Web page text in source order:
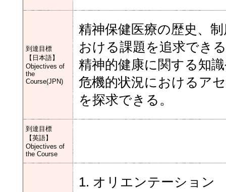
到達目標
【日本語】
Objectives of
the
Course(JPN)
精神保健医療の歴史、
おける課題を追求でき
精神的健康に関する知
危機的状況におけるア
を探求できる。
到達目標
【英語】
Objectives of
the Course
1. オリエンテーション